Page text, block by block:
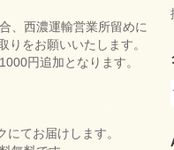
、西濃運輸営業所留めに
りをお願いいたします。
円追加となります。
てお届けします。